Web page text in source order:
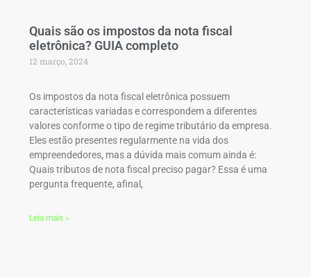
Quais são os impostos da nota fiscal
eletrônica? GUIA completo
12 março, 2024
Os impostos da nota fiscal eletrônica possuem
características variadas e correspondem a diferentes
valores conforme o tipo de regime tributário da empresa.
Eles estão presentes regularmente na vida dos
empreendedores, mas a dúvida mais comum ainda é:
Quais tributos de nota fiscal preciso pagar? Essa é uma
pergunta frequente, afinal,
Leia mais »